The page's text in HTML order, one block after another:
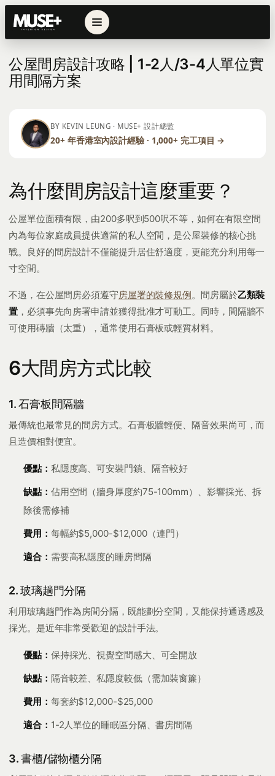
← 返回列表
公屋間房設計攻略 | 1-2人/3-4人單位實
用間隔方案
BY KEVIN LEUNG · MUSE+ 設計總監
20+ 年香港室內設計經驗 · 1,000+ 完工項目 →
為什麼間房設計這麼重要？
公屋單位面積有限，由200多呎到500呎不等，如何在有限空間
內為每位家庭成員提供適當的私人空間，是公屋裝修的核心挑
戰。良好的間房設計不僅能提升居住舒適度，更能充分利用每一
寸空間。
不過，在公屋間房必須遵守房屋署的裝修規例。間房屬於乙類裝
置，必須事先向房署申請並獲得批准才可動工。同時，間隔牆不
可使用磚牆（太重），通常使用石膏板或輕質材料。
6大間房方式比較
1. 石膏板間隔牆
最傳統也最常見的間房方式。石膏板牆輕便、隔音效果尚可，而
且造價相對便宜。
優點： 私隱度高、可安裝門鎖、隔音較好
缺點： 佔用空間（牆身厚度約75-100mm）、影響採光、拆
除後需修補
費用： 每幅約$5,000-$12,000（連門）
適合： 需要高私隱度的睡房間隔
2. 玻璃趟門分隔
利用玻璃趟門作為房間分隔，既能劃分空間，又能保持通透感及
採光。是近年非常受歡迎的設計手法。
優點： 保持採光、視覺空間感大、可全開放
缺點： 隔音較差、私隱度較低（需加裝窗簾）
費用： 每套約$12,000-$25,000
適合： 1-2人單位的睡眠區分隔、書房間隔
3. 書櫃/儲物櫃分隔